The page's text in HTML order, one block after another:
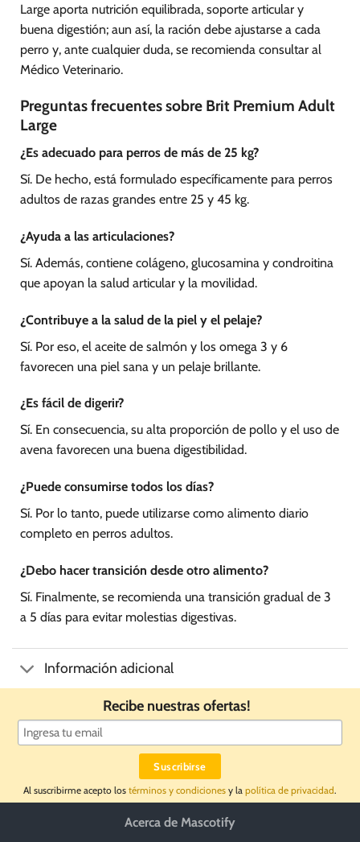
Large aporta nutrición equilibrada, soporte articular y
buena digestión; aun así, la ración debe ajustarse a cada
perro y, ante cualquier duda, se recomienda consultar al
Médico Veterinario.
Preguntas frecuentes sobre Brit Premium Adult
Large
¿Es adecuado para perros de más de 25 kg?
Sí. De hecho, está formulado específicamente para perros
adultos de razas grandes entre 25 y 45 kg.
¿Ayuda a las articulaciones?
Sí. Además, contiene colágeno, glucosamina y condroitina
que apoyan la salud articular y la movilidad.
¿Contribuye a la salud de la piel y el pelaje?
Sí. Por eso, el aceite de salmón y los omega 3 y 6
favorecen una piel sana y un pelaje brillante.
¿Es fácil de digerir?
Sí. En consecuencia, su alta proporción de pollo y el uso de
avena favorecen una buena digestibilidad.
¿Puede consumirse todos los días?
Sí. Por lo tanto, puede utilizarse como alimento diario
completo en perros adultos.
¿Debo hacer transición desde otro alimento?
Sí. Finalmente, se recomienda una transición gradual de 3
a 5 días para evitar molestias digestivas.
Información adicional
Recibe nuestras ofertas!
Al suscribirme acepto los términos y condiciones y la política de privacidad.
Acerca de Mascotify